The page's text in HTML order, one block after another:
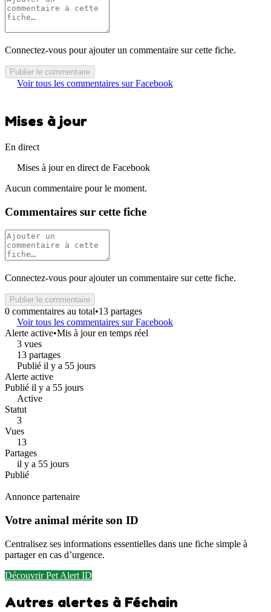
Connectez-vous pour ajouter un commentaire sur cette fiche.
Publier le commentaire
Voir tous les commentaires sur Facebook
Mises à jour
En direct
Mises à jour en direct de Facebook
Aucun commentaire pour le moment.
Commentaires sur cette fiche
Connectez-vous pour ajouter un commentaire sur cette fiche.
Publier le commentaire
0 commentaires au total•13 partages
Voir tous les commentaires sur Facebook
Alerte active•Mis à jour en temps réel
3 vues
13 partages
Publié il y a 55 jours
Alerte active
Publié il y a 55 jours
Active
Statut
3
Vues
13
Partages
il y a 55 jours
Publié
Annonce partenaire
Votre animal mérite son ID
Centralisez ses informations essentielles dans une fiche simple à
partager en cas d’urgence.
Découvrir Pet Alert ID
Autres alertes à Féchain